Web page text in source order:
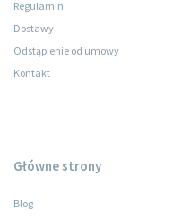
Regulamin
Dostawy
Odstąpienie od umowy
Kontakt
Główne strony
Blog